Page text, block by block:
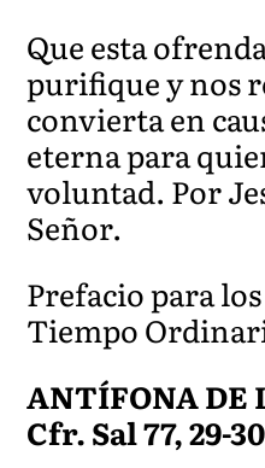
Que esta
purifique y nos
convierta en
eterna para
voluntad. Por
Señor.
Prefacio para
Tiempo
ANTÍFONA DE
Cfr. Sal 77, 29-30